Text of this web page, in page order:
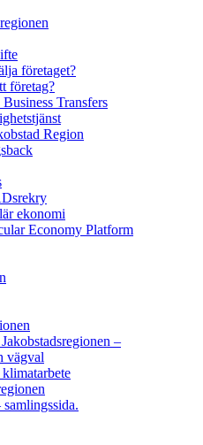
företaget?
företag?
Transfers
Region
ekonomi
Economy Platform
–
vägval
klimatarbete